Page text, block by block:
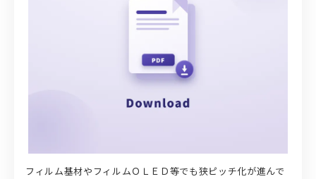
フィルム基材やフィルムＯＬＥＤ等でも狭ピッチ化が進んで